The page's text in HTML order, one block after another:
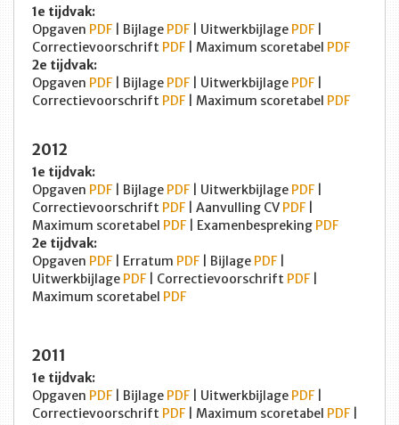
1e tijdvak:
Opgaven PDF | Bijlage PDF | Uitwerkbijlage PDF
Correctievoorschrift PDF | Maximum scoretabel PDF
2e tijdvak:
Opgaven PDF | Bijlage PDF | Uitwerkbijlage PDF
Correctievoorschrift PDF | Maximum scoretabel PDF
2012
1e tijdvak:
Opgaven PDF | Bijlage PDF | Uitwerkbijlage PDF
Correctievoorschrift PDF | Aanvulling CV PDF
Maximum scoretabel PDF | Examenbespreking PDF
2e tijdvak:
Opgaven PDF | Erratum PDF | Bijlage PDF
Uitwerkbijlage PDF | Correctievoorschrift PDF
Maximum scoretabel PDF
2011
1e tijdvak:
Opgaven PDF | Bijlage PDF | Uitwerkbijlage PDF
Correctievoorschrift PDF | Maximum scoretabel PDF